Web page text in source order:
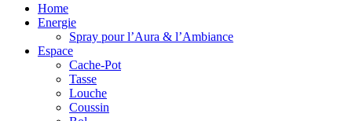
Home
Energie
Spray pour l’Aura & l’Ambiance
Espace
Cache-Pot
Tasse
Louche
Coussin